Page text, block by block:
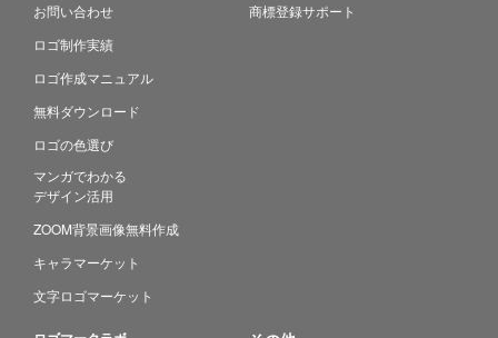
お問い合わせ
ロゴ制作実績
ロゴ作成マニュアル
無料ダウンロード
ロゴの色選び
マンガでわかる
デザイン活用
ZOOM背景画像無料作成
キャラマーケット
文字ロゴマーケット
商標登録サポート